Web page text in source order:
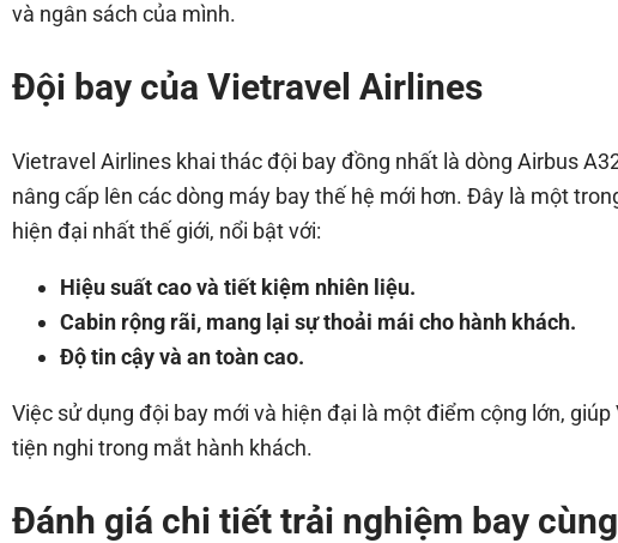
và ngân sách của mình.
Đội bay của Vietravel Airlines
Vietravel Airlines khai thác đội bay đồng nhất là dòng Airbus
nâng cấp lên các dòng máy bay thế hệ mới hơn. Đây là một
hiện đại nhất thế giới, nổi bật với:
Hiệu suất cao và tiết kiệm nhiên liệu.
Cabin rộng rãi, mang lại sự thoải mái cho hành khách.
Độ tin cậy và an toàn cao.
Việc sử dụng đội bay mới và hiện đại là một điểm cộng lớn,
tiện nghi trong mắt hành khách.
Đánh giá chi tiết trải nghiệm bay